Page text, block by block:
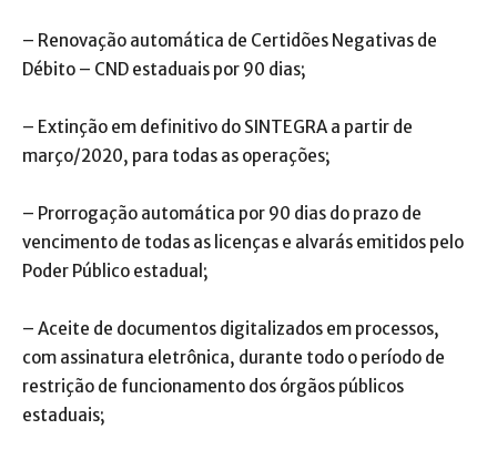
– Renovação automática de Certidões Negativas de
Débito – CND estaduais por 90 dias;
– Extinção em definitivo do SINTEGRA a partir de
março/2020, para todas as operações;
– Prorrogação automática por 90 dias do prazo de
vencimento de todas as licenças e alvarás emitidos pelo
Poder Público estadual;
– Aceite de documentos digitalizados em processos,
com assinatura eletrônica, durante todo o período de
restrição de funcionamento dos órgãos públicos
estaduais;